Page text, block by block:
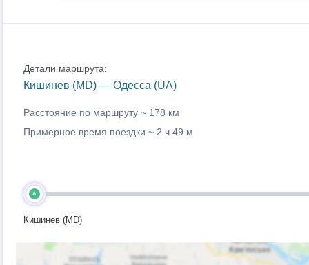
Детали маршрута:
Кишинев (MD) — Одесса (UA)
Расстояние по маршруту ~ 178 км
Примерное время поездки ~ 2 ч 49 м
A
Кишинев (MD)